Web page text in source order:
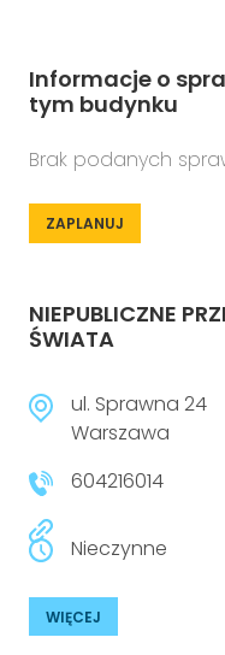
Informacje o
tym budynku
Brak podanych
ZAPLANUJ
NIEPUBLICZNE
ŚWIATA
ul. Sprawna 24
Warszawa
604216014
Nieczynne
WIĘCEJ